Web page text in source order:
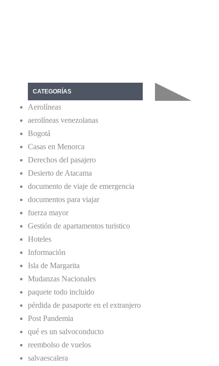
CATEGORÍAS
Aerolíneas
aerolíneas venezolanas
Bogotá
Casas en Menorca
Derechos del pasajero
Desierto de Atacama
documento de viaje de emergencia
documentos para viajar
fuerza mayor
Gestión de apartamentos turistico
Hoteles
Información
Isla de Margarita
Mudanzas Nacionales
paquete todo incluido
pérdida de pasaporte en el extranjero
Post Pandemia
qué es un salvoconducto
reembolso de vuelos
salvaescalera